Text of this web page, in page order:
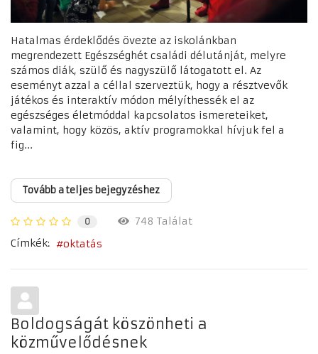
Hatalmas érdeklődés övezte az iskolánkban
megrendezett Egészséghét családi délutánját, melyre
számos diák, szülő és nagyszülő látogatott el. Az
eseményt azzal a céllal szerveztük, hogy a résztvevők
játékos és interaktív módon mélyíthessék el az
egészséges életmóddal kapcsolatos ismereteiket,
valamint, hogy közös, aktív programokkal hívjuk fel a
fig...
Tovább a teljes bejegyzéshez
0
748 Találat
Címkék:
oktatás
Boldogságát köszönheti a
közművelődésnek